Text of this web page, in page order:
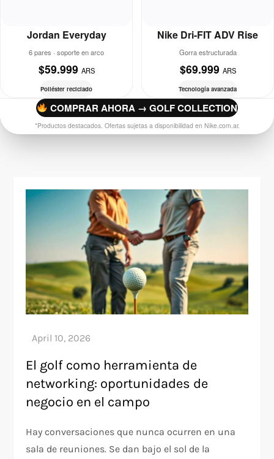
Jordan Everyday
6 pares · soporte en arco
$59.999 ARS
Poliéster reciclado
Nike Dri-FIT ADV Rise
Gorra estructurada
$69.999 ARS
Tecnología avanzada
COMPRAR AHORA → GOLF COLLECTION
*Productos destacados. Ofertas sujetas a disponibilidad en Nike.com.ar.
El golf como herramienta de
networking: oportunidades de
negocio en el campo
Hay conversaciones que nunca ocurren en una
sala de reuniones. Se dan bajo el sol de la